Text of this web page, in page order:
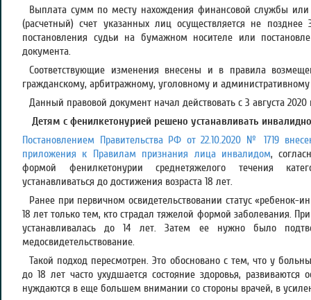
Выплата сумм по месту нахождения финансовой службы или
(расчетный) счет указанных лиц осуществляется не
постановления судьи на бумажном носителе или
документа.
Соответствующие изменения внесены и в правила
гражданскому, арбитражному, уголовному и
Данный правовой документ начал действовать с 3 августа 2020
Детям с фенилкетонурией решено устанавливать
Постановлением Правительства РФ от 22.10.2020 № 1719
приложения к Правилам признания лица инвалидом,
формой фенилкетонурии среднетяжелого течения
устанавливаться до достижения возраста 18 лет.
Ранее при первичном освидетельствовании статус «ребенок-
18 лет только тем, кто страдал тяжелой формой заболевания.
устанавливалась до 14 лет. Затем ее нужно было
медосвидетельствование.
Такой подход пересмотрен. Это обосновано с тем, что у
до 18 лет часто ухудшается состояние здоровья, развиваются
нуждаются в еще большем внимании со стороны врачей, в